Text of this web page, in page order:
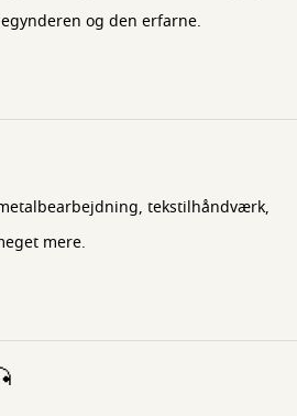
og den erfarne.
tekstilhåndværk,
mere.